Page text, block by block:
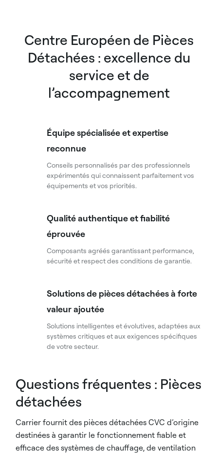
Centre Européen de Pièces
Détachées : excellence du
service et de
l’accompagnement
Équipe spécialisée et expertise
reconnue
Conseils personnalisés par des professionnels
expérimentés qui connaissent parfaitement vos
équipements et vos priorités.
Qualité authentique et fiabilité
éprouvée
Composants agréés garantissant performance,
sécurité et respect des conditions de garantie.
Solutions de pièces détachées à forte
valeur ajoutée
Solutions intelligentes et évolutives, adaptées aux
systèmes critiques et aux exigences spécifiques
de votre secteur.
Questions fréquentes : Pièces
détachées
Carrier fournit des pièces détachées CVC d’origine
destinées à garantir le fonctionnement fiable et
efficace des systèmes de chauffage, de ventilation